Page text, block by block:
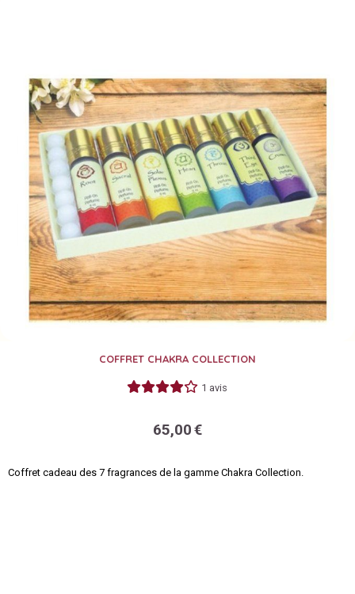
COFFRET CHAKRA COLLECTION
1 avis
65,00€
Coffret cadeau des 7 fragrances de la gamme Chakra Collection.